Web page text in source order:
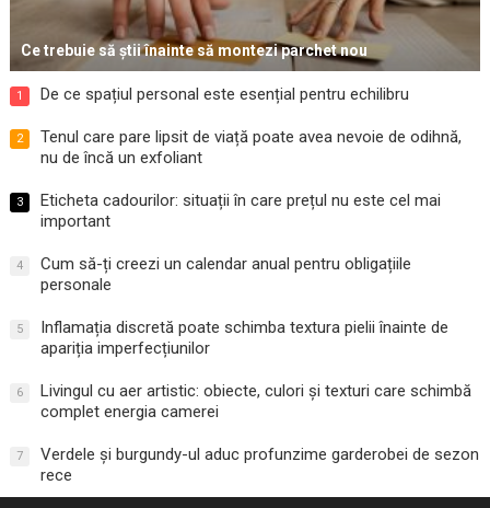
Ce trebuie să știi înainte să montezi parchet nou
1 De ce spațiul personal este esențial pentru echilibru
2
Tenul care pare lipsit de viață poate avea nevoie de odihnă,
nu de încă un exfoliant
3
Eticheta cadourilor: situații în care prețul nu este cel mai
important
4
Cum să-ți creezi un calendar anual pentru obligațiile
personale
5
Inflamația discretă poate schimba textura pielii înainte de
apariția imperfecțiunilor
6
Livingul cu aer artistic: obiecte, culori și texturi care schimbă
complet energia camerei
7
Verdele și burgundy-ul aduc profunzime garderobei de sezon
rece